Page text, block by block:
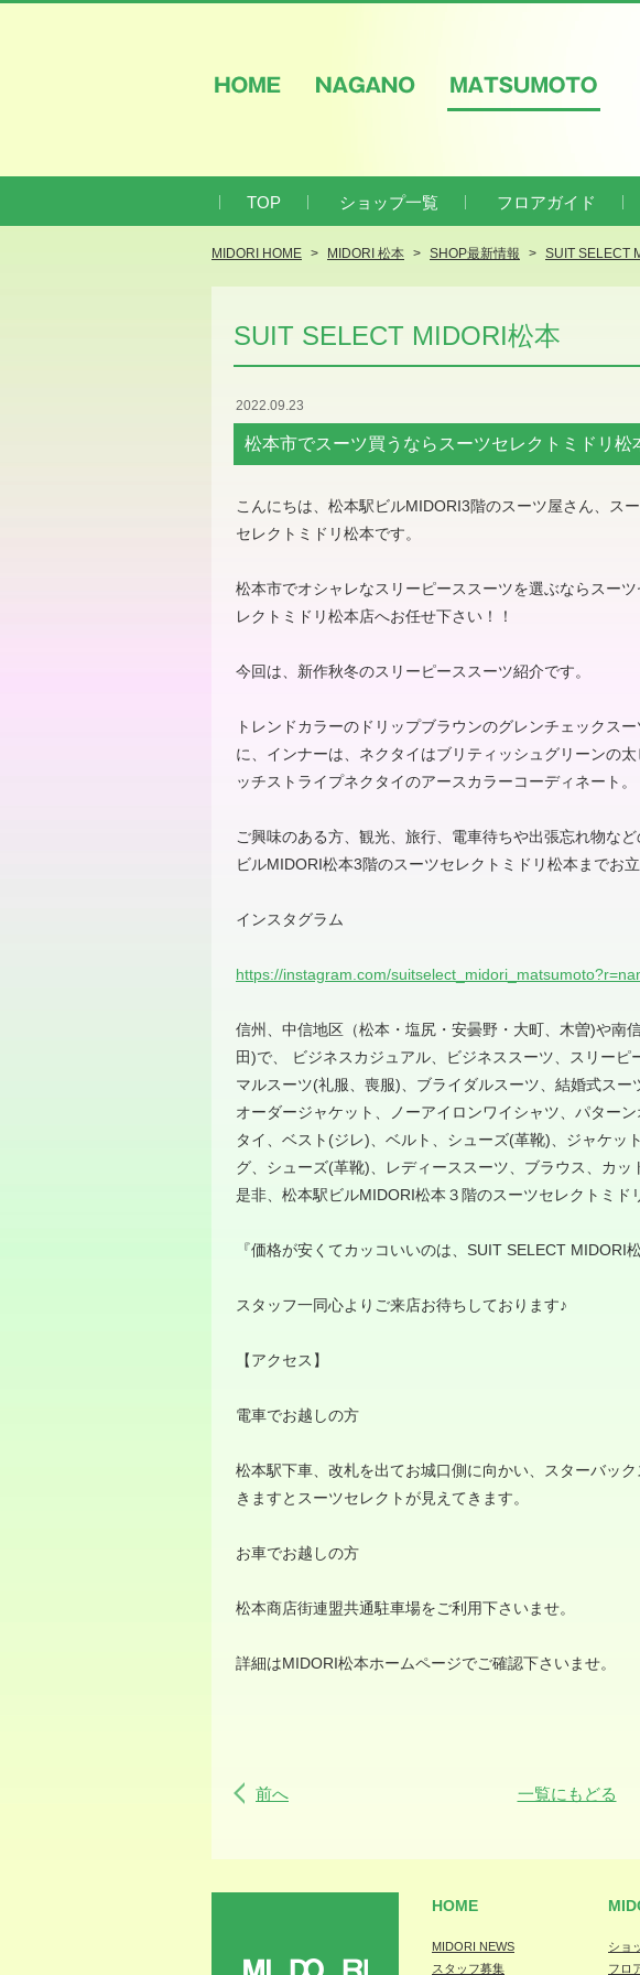
TOP ショップ一覧 フロアガイド
MIDORI HOME MIDORI 松本 SHOP最新情報 SUIT SELECT
SUIT SELECT MIDORI松本
2022.09.23
松本市でスーツ買うならスーツセレクトミドリ松
こんにちは、松本駅ビルMIDORI3階のスーツ屋さん、ス
セレクトミドリ松本です。
松本市でオシャレなスリーピーススーツを選ぶならスーツ
レクトミドリ松本店へお任せ下さい！！
今回は、新作秋冬のスリーピーススーツ紹介です。
トレンドカラーのドリップブラウンのグレンチェックスー
に、インナーは、ネクタイはブリティッシュグリーンの太
ッチストライプネクタイのアースカラーコーディネート。
ご興味のある方、観光、旅行、電車待ちや出張忘れ物な
ビルMIDORI松本3階のスーツセレクトミドリ松本までお
インスタグラム
https://instagram.com/
信州、中信地区（松本・塩尻・安曇野・大町、木曽)や南
田)で、 ビジネスカジュアル、ビジネススーツ、スリーピ
マルスーツ(礼服、喪服) 、ブライダルスーツ、結婚式ス
オーダージャケット、ノーアイロンワイシャツ、パター
タイ、ベスト (ジレ) 、ベルト、シューズ(革靴) 、ジャケッ
グ、シューズ(革靴) 、レディーススーツ、ブラウス、カ
是非、松本駅ビルMIDORI松本３階のスーツセレクトミド
『価格が安くてカッコいいのは、 SUIT SELECT MIDORI
スタッフ一同心よりご来店お待ちしております♪
【アクセス】
電車でお越しの方
松本駅下車、改札を出てお城口側に向かい、スターバッ
きますとスーツセレクトが見えてきます。
お車でお越しの方
松本商店街連盟共通駐車場をご利用下さいませ。
詳細はMIDORI松本ホームページでご確認下さいませ。
前へ 一覧にもどる
HOME
MIDORI NEWS
スタッフ募集
ショ
フロ